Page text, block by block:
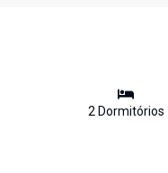
2Dormitórios